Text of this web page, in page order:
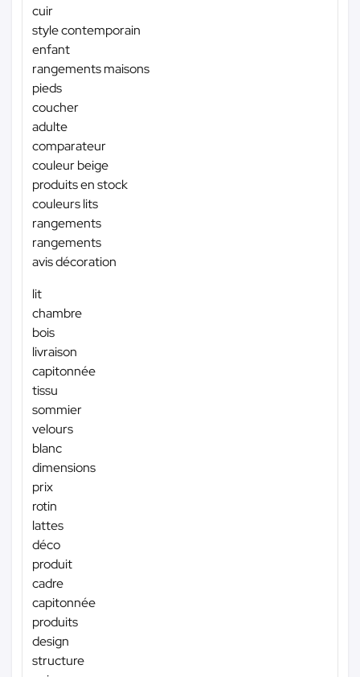
cuir
style contemporain
enfant
rangements maisons
pieds
coucher
adulte
comparateur
couleur beige
produits en stock
couleurs lits
rangements
rangements
avis décoration
lit
chambre
bois
livraison
capitonnée
tissu
sommier
velours
blanc
dimensions
prix
rotin
lattes
déco
produit
cadre
capitonnée
produits
design
structure